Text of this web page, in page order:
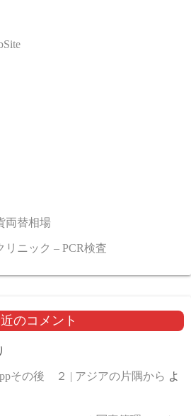
両替相場
リニック – PCR検査
のコメント
その後 ２ | アジアの片隅から よ